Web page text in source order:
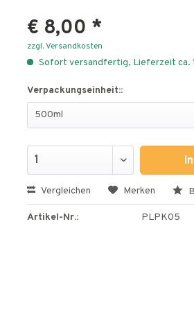
€ 8,00 *
zzgl. Versandkosten
Sofort versandfertig, Lieferzeit ca.
Verpackungseinheit::
Vergleichen Merken
Artikel-Nr.: PLPK05